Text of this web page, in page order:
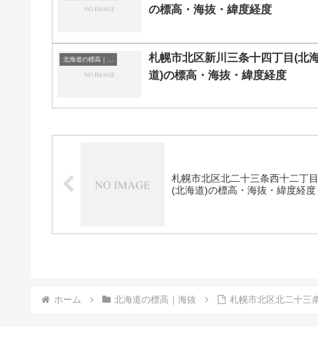
の標高・海抜・緯度経度
札幌市北区新川三条十四丁目(北
道)の標高・海抜・緯度経度
札幌市北区北二十三条西十二丁目
(北海道)の標高・海抜・緯度経度
ホーム 北海道の標高｜海抜 札幌市北区北二十三